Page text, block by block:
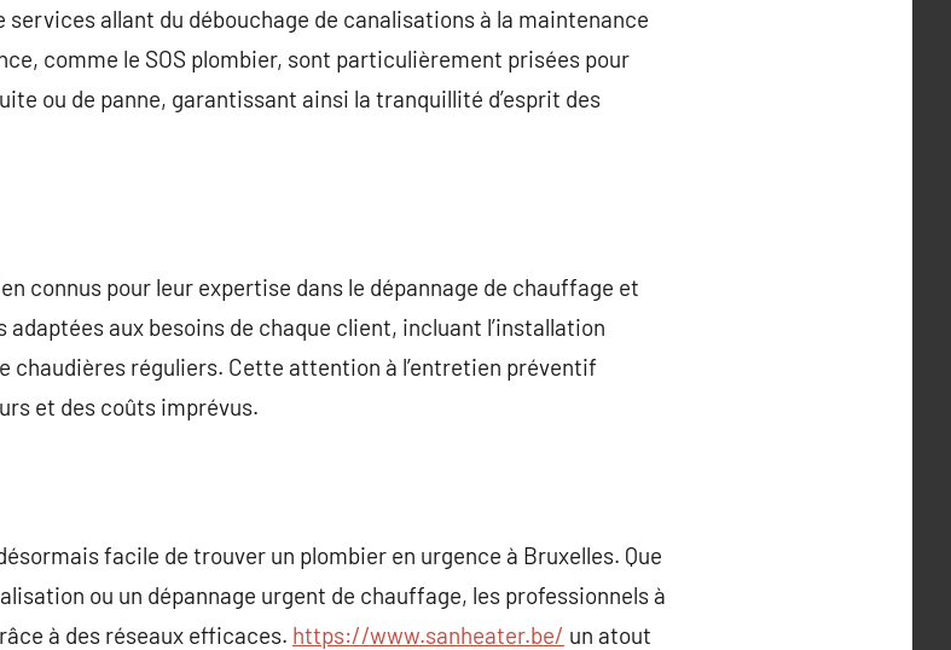
allant du débouchage de canalisations à la maintenance
comme le SOS plombier, sont particulièrement prisées pour
ou de panne, garantissant ainsi la tranquillité d’esprit des
connus pour leur expertise dans le dépannage de chauffage et
adaptées aux besoins de chaque client, incluant l’installation
chaudières réguliers. Cette attention à l’entretien préventif
et des coûts imprévus.
facile de trouver un plombier en urgence à Bruxelles. Que
ou un dépannage urgent de chauffage, les professionnels à
à des réseaux efficaces. https://www.sanheater.be/ un atout